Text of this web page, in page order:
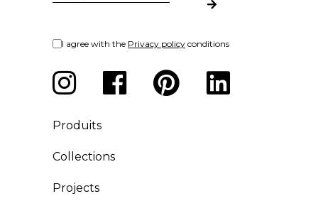
I agree with the Privacy policy conditions
Produits
Collections
Projects